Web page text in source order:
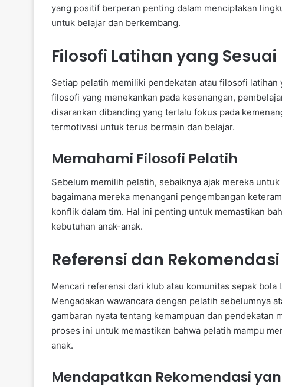
yang positif berperan penting dalam menciptakan
untuk belajar dan berkembang.
Filosofi Latihan yang Sesuai
Setiap pelatih memiliki pendekatan atau filosofi
filosofi yang menekankan pada kesenangan,
disarankan dibanding yang terlalu fokus pada
termotivasi untuk terus bermain dan belajar.
Memahami Filosofi Pelatih
Sebelum memilih pelatih, sebaiknya ajak mereka
bagaimana mereka menangani pengembangan
konflik dalam tim. Hal ini penting untuk memastikan
kebutuhan anak-anak.
Referensi dan Rekomendasi
Mencari referensi dari klub atau komunitas sepak
Mengadakan wawancara dengan pelatih sebelumnya
gambaran nyata tentang kemampuan dan pendekatan
proses ini untuk memastikan bahwa pelatih mampu
anak.
Mendapatkan Rekomendasi